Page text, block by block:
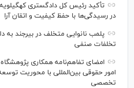
تأکید رئیس کل دادگستری کهگیلویه
در رسیدگی‌ها با حفظ کیفیت و اتقان آرا
پلمب نانوایی متخلف در بیرجند به
تخلفات صنفی
امضای تفاهم‌نامه همکاری
امور حقوقی بین‌المللی با محوریت
تخصصی